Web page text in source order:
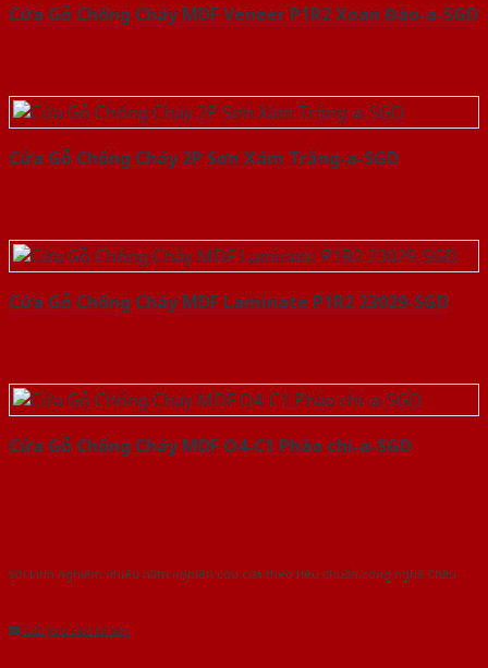
Cửa Gỗ Chống Cháy MDF Veneer P1R2 Xoan Đào-a-SGD
Cửa Gỗ Chống Cháy 2P Sơn Xám Trắng-a-SGD
Cửa Gỗ Chống Cháy MDF Laminate P1R2 23029-SGD
Cửa Gỗ Chống Cháy MDF O4-C1 Phào chi-a-SGD
Với kinh nghiệm nhiêu năm nghiên cứu cửa theo tiêu chuẩn công nghệ Châu
Gửi yêu cầu tư vấn